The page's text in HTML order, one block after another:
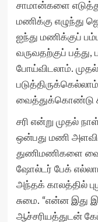
சாமான்களை
மணிக்கு எழுந்து
ஐந்து மணிக்குப்
வருவதற்குப் பத்து,
போய்விடலாம்.
வைத்துக்கொண்டு
சரி என்று முதல்
ஒன்பது மணி
துணிமணிகளை
ஷோல்டர் பேக்
அந்தக் காலத்தில்
சுமை. “என்ன இது
ஆச்சரியத்துடன்